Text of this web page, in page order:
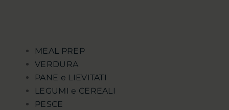
MEAL PREP
VERDURA
PANE e LIEVITATI
LEGUMI e CEREALI
PESCE